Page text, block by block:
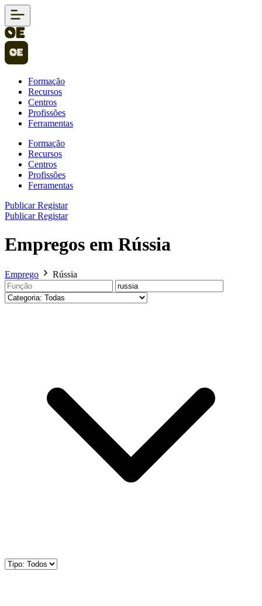
Formação
Recursos
Centros
Profissões
Ferramentas
Formação
Recursos
Centros
Profissões
Ferramentas
PublicarRegistar
PublicarRegistar
Empregos em Rússia
Emprego Rússia